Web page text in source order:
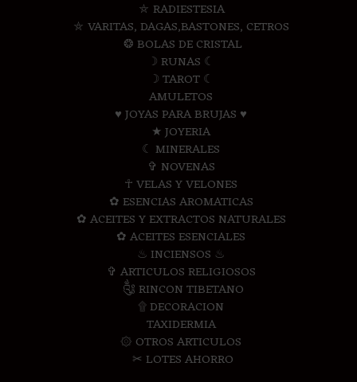
⛤ RADIESTESIA
⛤ VARITAS, DAGAS,BASTONES, CETROS
❂ BOLAS DE CRISTAL
☽ RUNAS ☾
☽ TAROT ☾
AMULETOS
♥ JOYAS PARA BRUJAS ♥
★ JOYERIA
☾ MINERALES
✞ NOVENAS
☥ VELAS Y VELONES
✿ ESENCIAS AROMATICAS
✿ ACEITES Y EXTRACTOS NATURALES
✿ ACEITES ESENCIALES
♨ INCIENSOS ♨
✞ ARTICULOS RELIGIOSOS
༃ RINCON TIBETANO
۩ DECORACION
TAXIDERMIA
۞ OTROS ARTICULOS
✂ LOTES AHORRO